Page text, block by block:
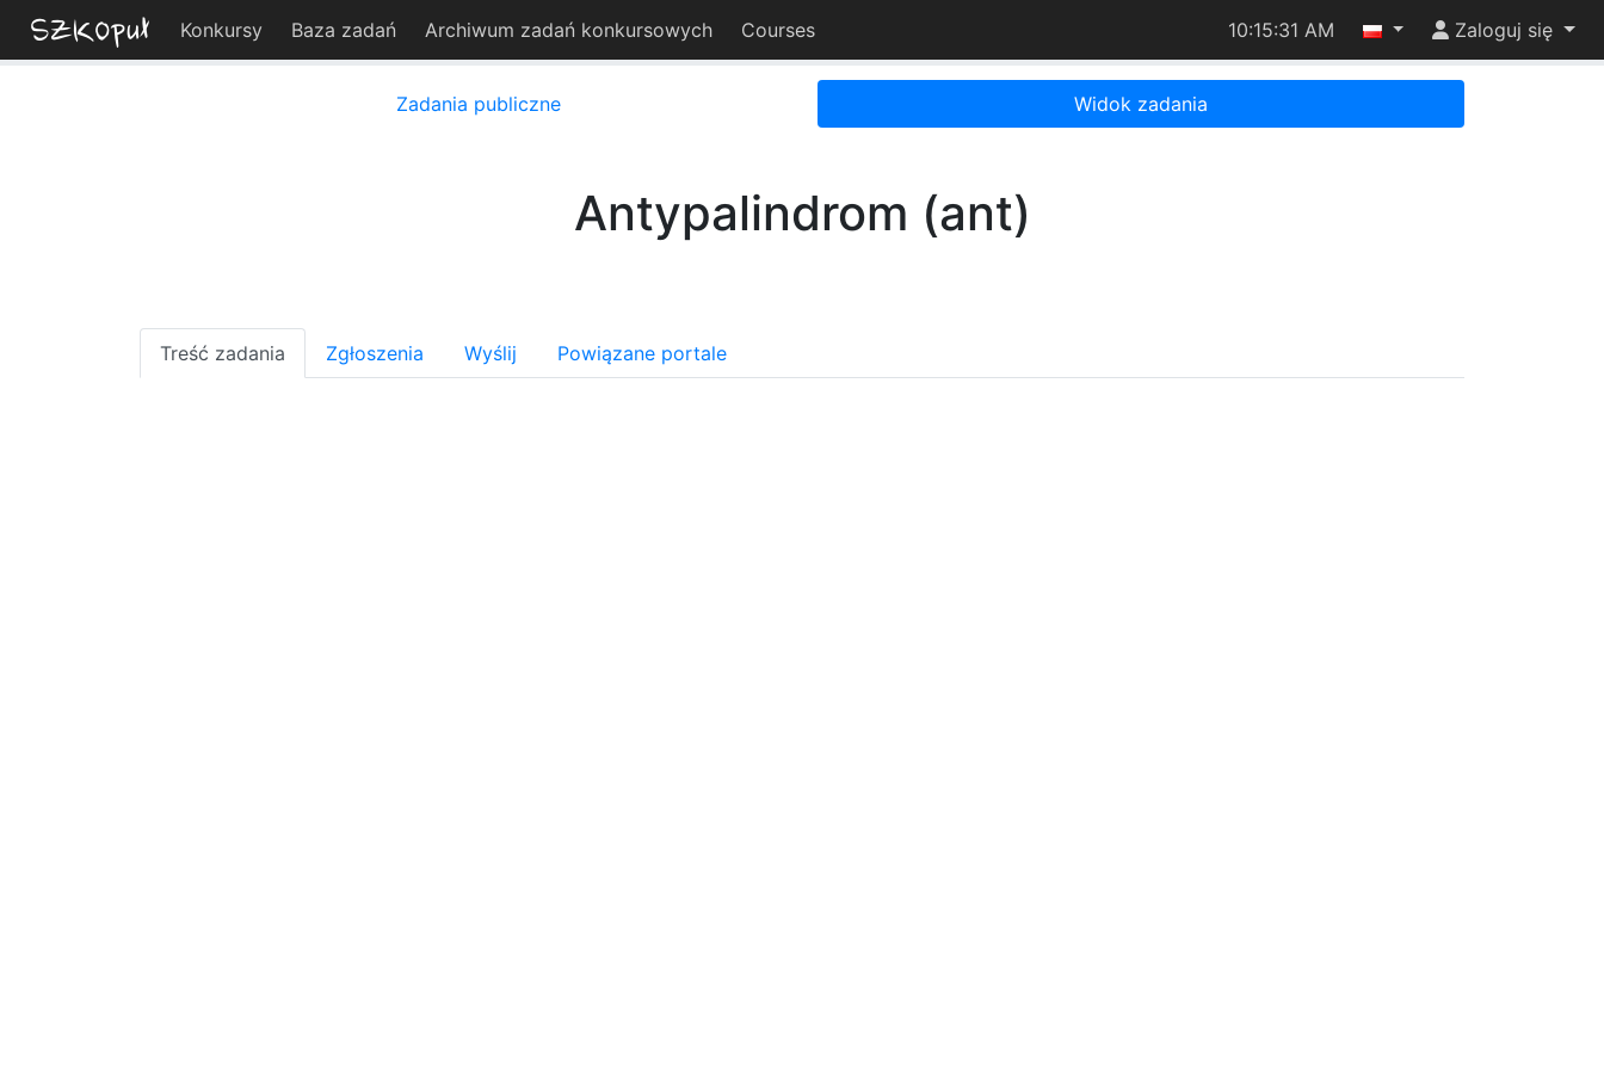
Konkursy Baza zadań Archiwum zadań konkursowych Courses 10:15:31 AM Zaloguj się
Zadania publiczne Widok zadania
Antypalindrom (ant)
Treść zadania Zgłoszenia Wyślij Powiązane portale